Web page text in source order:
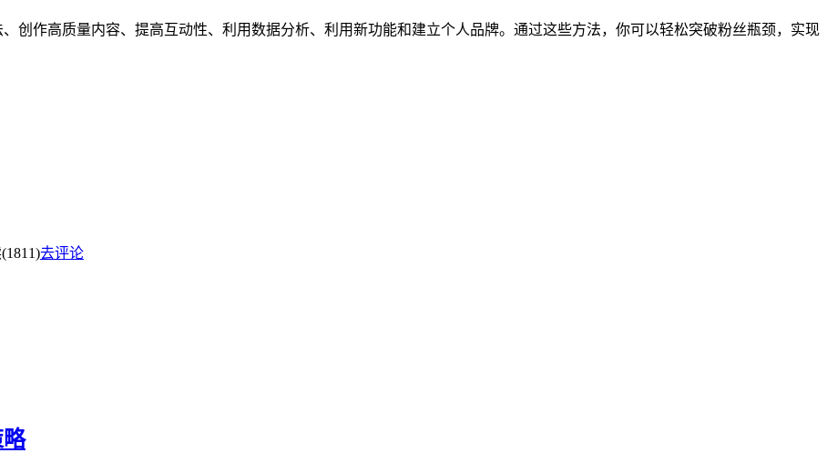
创作高质量内容、提高互动性、利用数据分析、利用新功能和建立个人品牌。通过这些方法，你可以轻松突破粉丝瓶颈，实现
去评论